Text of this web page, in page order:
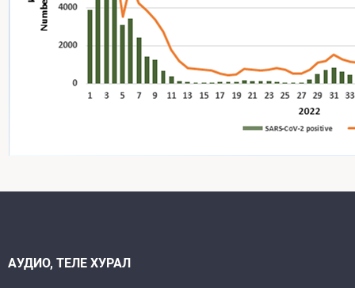
АУДИО, ТЕЛЕ ХУРАЛ